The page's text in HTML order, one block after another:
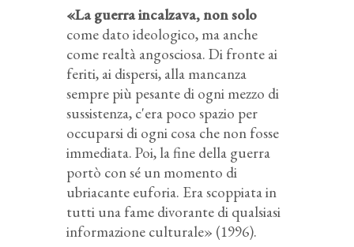
«La guerra incalzava, non solo
come dato ideologico, ma anche
come realtà angosciosa. Di fronte ai
feriti, ai dispersi, alla mancanza
sempre più pesante di ogni mezzo di
sussistenza, c'era poco spazio per
occuparsi di ogni cosa che non fosse
immediata. Poi, la fine della guerra
portò con sé un momento di
ubriacante euforia. Era scoppiata in
tutti una fame divorante di qualsiasi
informazione culturale» (1996).